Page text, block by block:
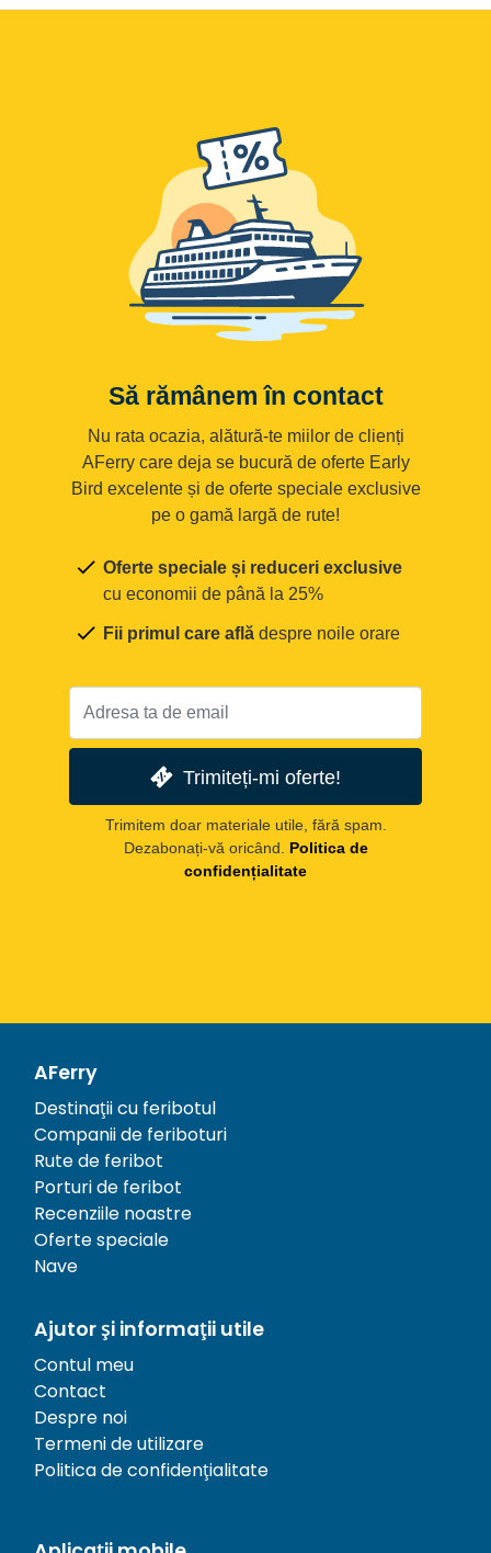
Să rămânem în contact
Nu rata ocazia, alătură-te miilor de clienți
AFerry care deja se bucură de oferte Early
Bird excelente și de oferte speciale exclusive
pe o gamă largă de rute!
Oferte speciale și reduceri exclusive
cu economii de până la 25%
Fii primul care află despre noile orare
Trimiteți-mi oferte!
Trimitem doar materiale utile, fără spam.
Dezabonați-vă oricând.
Politica de
confidențialitate
AFerry
Destinații cu feribotul
Companii de feriboturi
Rute de feribot
Porturi de feribot
Recenziile noastre
Oferte speciale
Nave
Ajutor și informații utile
Contul meu
Contact
Despre noi
Termeni de utilizare
Politica de confidențialitate